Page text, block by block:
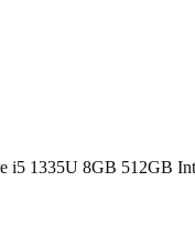
i5 1335U 8GB 512GB